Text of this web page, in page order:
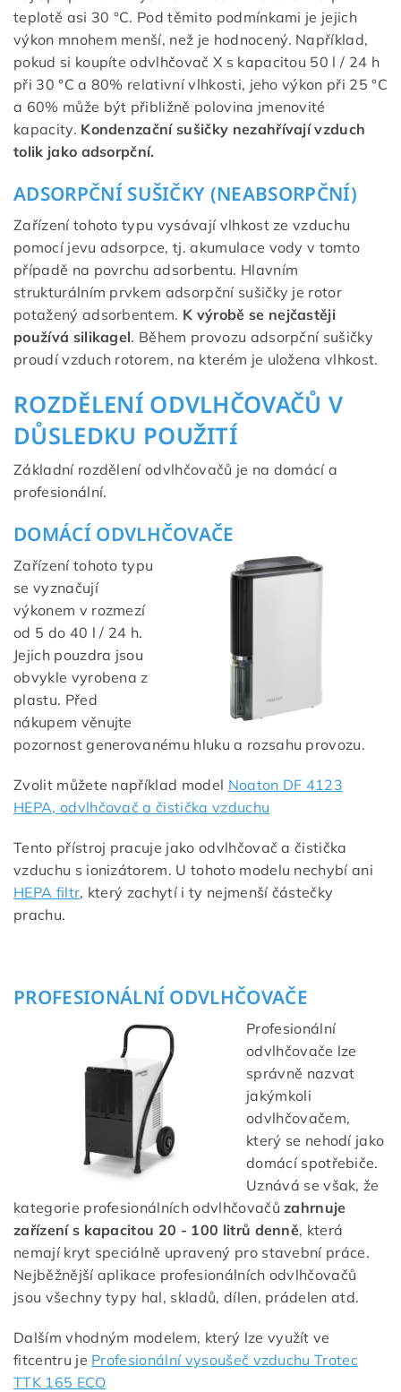
teplotě asi 30 °C. Pod těmito podmínkami je jejich
výkon mnohem menší, než je hodnocený. Například,
pokud si koupíte odvlhčovač X s kapacitou 50 l / 24 h
při 30 °C a 80% relativní vlhkosti, jeho výkon při 25 °C
a 60% může být přibližně polovina jmenovité
kapacity. Kondenzační sušičky nezahřívají vzduch
tolik jako adsorpční.
ADSORPČNÍ SUŠIČKY (NEABSORPČNÍ)
Zařízení tohoto typu vysávají vlhkost ze vzduchu
pomocí jevu adsorpce, tj. akumulace vody v tomto
případě na povrchu adsorbentu. Hlavním
strukturálním prvkem adsorpční sušičky je rotor
potažený adsorbentem. K výrobě se nejčastěji
používá silikagel. Během provozu adsorpční sušičky
proudí vzduch rotorem, na kterém je uložena vlhkost.
ROZDĚLENÍ ODVLHČOVAČŮ V
DŮSLEDKU POUŽITÍ
Základní rozdělení odvlhčovačů je na domácí a
profesionální.
DOMÁCÍ ODVLHČOVAČE
Zařízení tohoto typu
se vyznačují
výkonem v rozmezí
od 5 do 40 l / 24 h.
Jejich pouzdra jsou
obvykle vyrobena z
plastu. Před
nákupem věnujte
pozornost generovanému hluku a rozsahu provozu.
Zvolit můžete například model Noaton DF 4123
HEPA, odvlhčovač a čistička vzduchu
Tento přístroj pracuje jako odvlhčovač a čistička
vzduchu s ionizátorem. U tohoto modelu nechybí ani
HEPA filtr, který zachytí i ty nejmenší částečky
prachu.
PROFESIONÁLNÍ ODVLHČOVAČE
Profesionální
odvlhčovače lze
správně nazvat
jakýmkoli
odvlhčovačem,
který se nehodí jako
domácí spotřebiče.
Uznává se však, že
kategorie profesionálních odvlhčovačůzahrnuje
zařízení s kapacitou 20 - 100 litrů denně, která
nemají kryt speciálně upravený pro stavební práce.
Nejběžnější aplikace profesionálních odvlhčovačů
jsou všechny typy hal, skladů, dílen, prádelen atd.
Dalším vhodným modelem, který lze využít ve
fitcentru je Profesionální vysoušeč vzduchu Trotec
TTK 165 ECO